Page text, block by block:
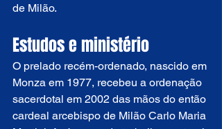
de Milão.
Estudos e ministério
O prelado recém-ordenado, nascido em
Monza em 1977, recebeu a ordenação
sacerdotal em 2002 das mãos do então
cardeal arcebispo de Milão Carlo Maria